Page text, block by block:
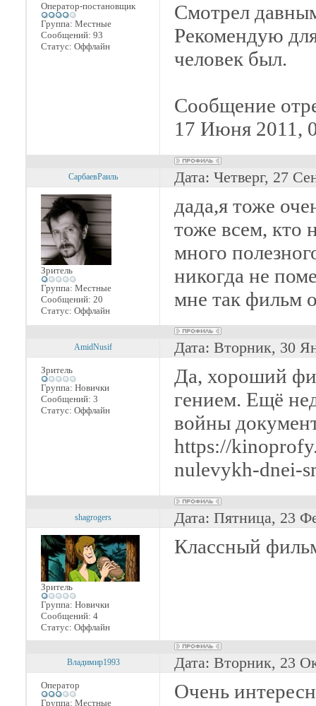
Оператор-постановщик
Группа: Местные
Сообщений: 93
Статус: Оффлайн
Смотрел
Рекомендую
человек был.
Сообщение
17 Июня 2011,
СарбаевРаиль Дата: Четверг, 27
Зритель
Группа: Местные
Сообщений: 20
Статус: Оффлайн
дада,я тоже
тоже всем, кто
много
никогда не
мне так фильм
AmidNusif Дата: Вторник, 30
Зритель
Группа: Новички
Сообщений: 3
Статус: Оффлайн
Да, хороший
гением. Ещё
войны
https://
nulevykh-dnei-
shagrogers Дата: Пятница, 23
Зритель
Группа: Новички
Сообщений: 4
Статус: Оффлайн
Классный
Владимир1993 Дата: Вторник, 23
Оператор
Группа: Местные
Очень